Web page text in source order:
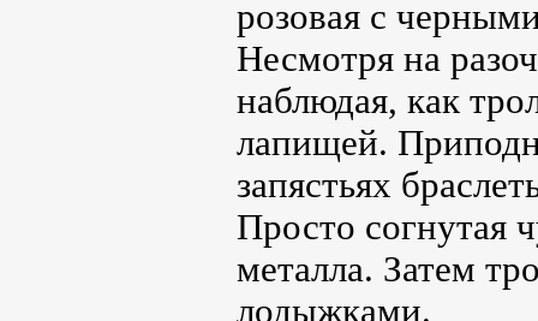
розовая с
Несмотря на
наблюдая, как
лапищей.
запястьях
Просто согнутая
металла. Затем
лодыжками.